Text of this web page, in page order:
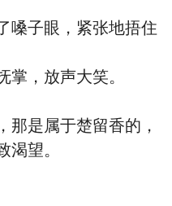
嗓子眼，紧张地捂住
掌，放声大笑。
那是属于楚留香的，
渴望。